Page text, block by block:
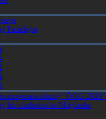
Paradigm
"ÖGG 2020"
für studentische Mitglieder